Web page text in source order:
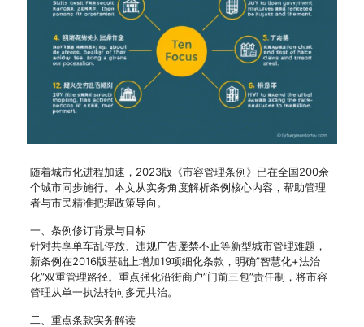
随着城市化进程加速，2023版《市容管理条例》已在全国200余
个城市同步施行。本文从实务角度解析条例核心内容，帮助管理
者与市民精准把握政策导向。
一、条例修订背景与目标
针对共享单车乱停放、违规广告屡禁不止等新型城市管理难题，
新条例在2016版基础上增加19项细化条款，明确”智慧化+法治
化”双重管理路径。重点强化沿街商户”门前三包”责任制，将市容
管理从单一执法转向多元共治。
二、重点条款实务解读